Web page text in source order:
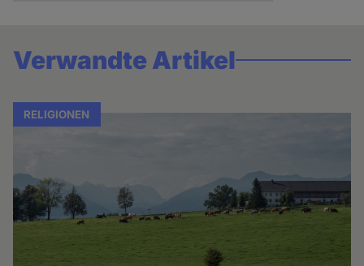
Verwandte Artikel
RELIGIONEN